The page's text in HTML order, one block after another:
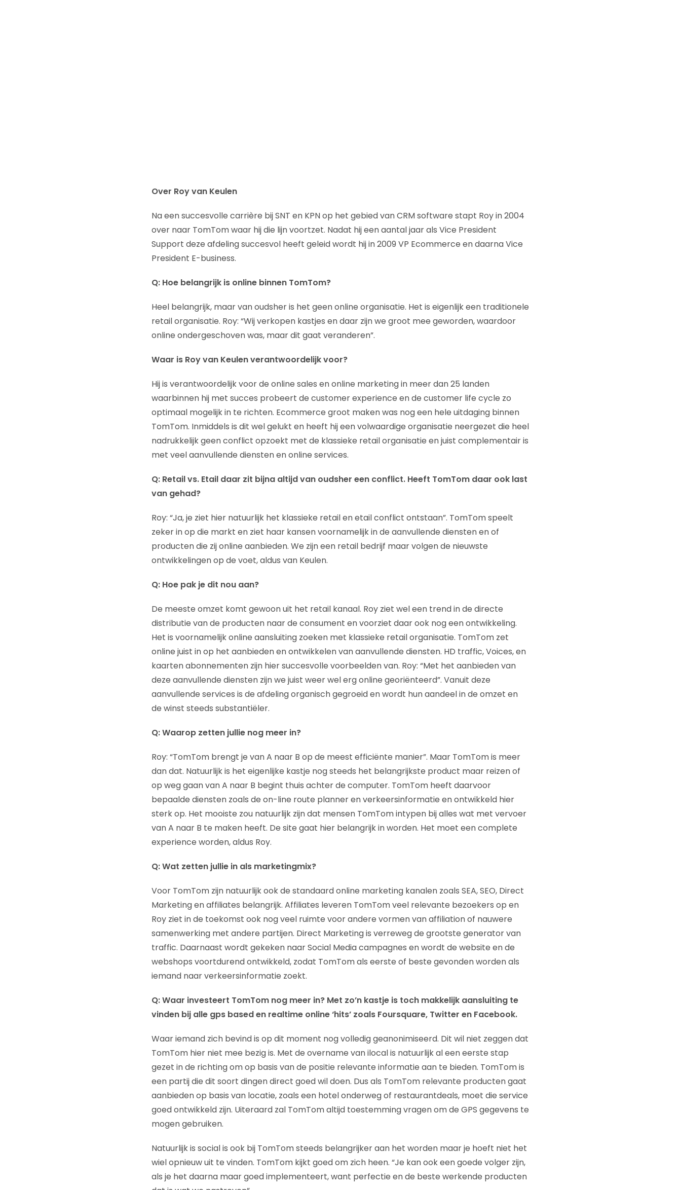
Over Roy van Keulen
Na een succesvolle carrière bij SNT en KPN op het gebied van CRM software stapt Roy in 2004
over naar TomTom waar hij die lijn voortzet. Nadat hij een aantal jaar als Vice President
Support deze afdeling succesvol heeft geleid wordt hij in 2009 VP Ecommerce en daarna Vice
President E-business.
Q: Hoe belangrijk is online binnen TomTom?
Heel belangrijk, maar van oudsher is het geen online organisatie. Het is eigenlijk een traditionele
retail organisatie. Roy: “Wij verkopen kastjes en daar zijn we groot mee geworden, waardoor
online ondergeschoven was, maar dit gaat veranderen”.
Waar is Roy van Keulen verantwoordelijk voor?
Hij is verantwoordelijk voor de online sales en online marketing in meer dan 25 landen
waarbinnen hij met succes probeert de customer experience en de customer life cycle zo
optimaal mogelijk in te richten. Ecommerce groot maken was nog een hele uitdaging binnen
TomTom. Inmiddels is dit wel gelukt en heeft hij een volwaardige organisatie neergezet die heel
nadrukkelijk geen conflict opzoekt met de klassieke retail organisatie en juist complementair is
met veel aanvullende diensten en online services.
Q: Retail vs. Etail daar zit bijna altijd van oudsher een conflict. Heeft TomTom daar ook last
van gehad?
Roy: “Ja, je ziet hier natuurlijk het klassieke retail en etail conflict ontstaan”. TomTom speelt
zeker in op die markt en ziet haar kansen voornamelijk in de aanvullende diensten en of
producten die zij online aanbieden. We zijn een retail bedrijf maar volgen de nieuwste
ontwikkelingen op de voet, aldus van Keulen.
Q: Hoe pak je dit nou aan?
De meeste omzet komt gewoon uit het retail kanaal. Roy ziet wel een trend in de directe
distributie van de producten naar de consument en voorziet daar ook nog een ontwikkeling.
Het is voornamelijk online aansluiting zoeken met klassieke retail organisatie. TomTom zet
online juist in op het aanbieden en ontwikkelen van aanvullende diensten. HD traffic, Voices, en
kaarten abonnementen zijn hier succesvolle voorbeelden van. Roy: “Met het aanbieden van
deze aanvullende diensten zijn we juist weer wel erg online georiënteerd”. Vanuit deze
aanvullende services is de afdeling organisch gegroeid en wordt hun aandeel in de omzet en
de winst steeds substantiëler.
Q: Waarop zetten jullie nog meer in?
Roy: “TomTom brengt je van A naar B op de meest efficiënte manier”. Maar TomTom is meer
dan dat. Natuurlijk is het eigenlijke kastje nog steeds het belangrijkste product maar reizen of
op weg gaan van A naar B begint thuis achter de computer. TomTom heeft daarvoor
bepaalde diensten zoals de on-line route planner en verkeersinformatie en ontwikkeld hier
sterk op. Het mooiste zou natuurlijk zijn dat mensen TomTom intypen bij alles wat met vervoer
van A naar B te maken heeft. De site gaat hier belangrijk in worden. Het moet een complete
experience worden, aldus Roy.
Q: Wat zetten jullie in als marketingmix?
Voor TomTom zijn natuurlijk ook de standaard online marketing kanalen zoals SEA, SEO, Direct
Marketing en affiliates belangrijk. Affiliates leveren TomTom veel relevante bezoekers op en
Roy ziet in de toekomst ook nog veel ruimte voor andere vormen van affiliation of nauwere
samenwerking met andere partijen. Direct Marketing is verreweg de grootste generator van
traffic. Daarnaast wordt gekeken naar Social Media campagnes en wordt de website en de
webshops voortdurend ontwikkeld, zodat TomTom als eerste of beste gevonden worden als
iemand naar verkeersinformatie zoekt.
Q: Waar investeert TomTom nog meer in? Met zo’n kastje is toch makkelijk aansluiting te
vinden bij alle gps based en realtime online ‘hits’ zoals Foursquare, Twitter en Facebook.
Waar iemand zich bevind is op dit moment nog volledig geanonimiseerd. Dit wil niet zeggen dat
TomTom hier niet mee bezig is. Met de overname van ilocal is natuurlijk al een eerste stap
gezet in de richting om op basis van de positie relevante informatie aan te bieden. TomTom is
een partij die dit soort dingen direct goed wil doen. Dus als TomTom relevante producten gaat
aanbieden op basis van locatie, zoals een hotel onderweg of restaurantdeals, moet die service
goed ontwikkeld zijn. Uiteraard zal TomTom altijd toestemming vragen om de GPS gegevens te
mogen gebruiken.
Natuurlijk is social is ook bij TomTom steeds belangrijker aan het worden maar je hoeft niet het
wiel opnieuw uit te vinden. TomTom kijkt goed om zich heen. “Je kan ook een goede volger zijn,
als je het daarna maar goed implementeert, want perfectie en de beste werkende producten